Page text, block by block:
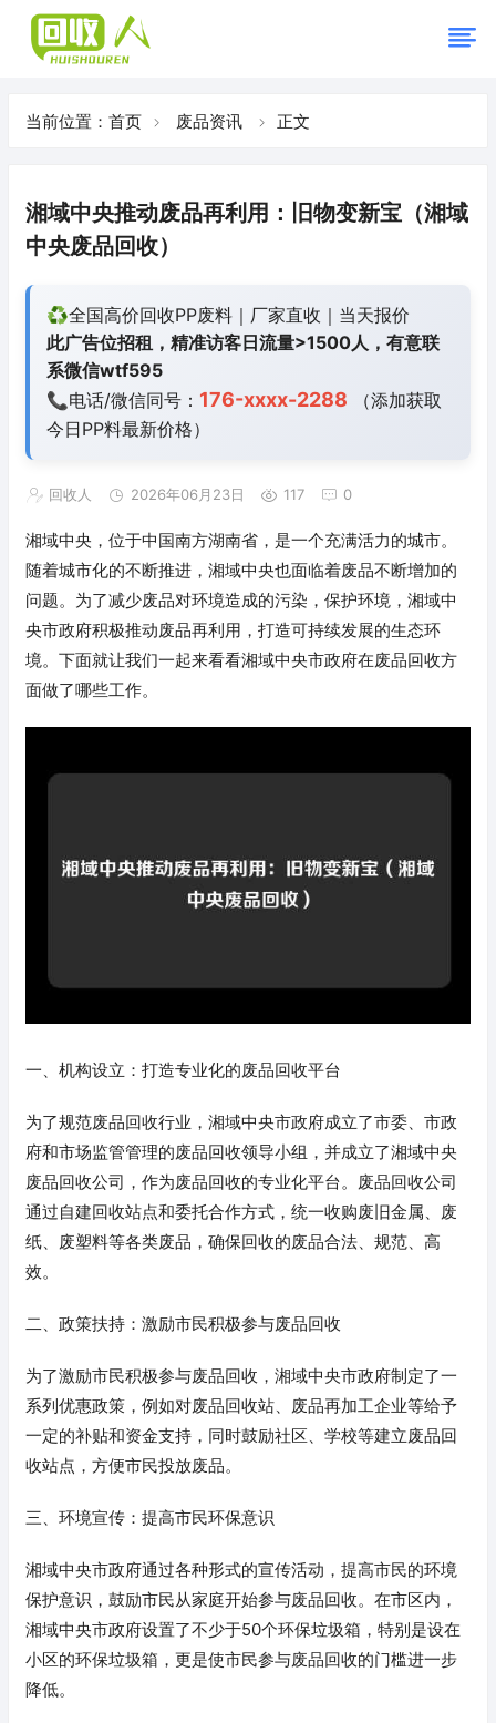
当前位置： 首页 废品资讯 正文
湘域中央推动废品再利用：旧物变新宝（湘域
中央废品回收）
♻️全国高价回收PP废料｜厂家直收｜当天报价
此广告位招租，精准访客日流量>1500人，有意联
系微信wtf595
📞电话/微信同号： 176-xxxx-2288 （添加获取
今日PP料最新价格）
回收人 2026年06月23日 117 0
湘域中央，位于中国南方湖南省，是一个充满活力的城市。
随着城市化的不断推进，湘域中央也面临着废品不断增加的
问题。为了减少废品对环境造成的污染，保护环境，湘域中
央市政府积极推动废品再利用，打造可持续发展的生态环
境。下面就让我们一起来看看湘域中央市政府在废品回收方
面做了哪些工作。
一、机构设立：打造专业化的废品回收平台
为了规范废品回收行业，湘域中央市政府成立了市委、市政
府和市场监管管理的废品回收领导小组，并成立了湘域中央
废品回收公司，作为废品回收的专业化平台。废品回收公司
通过自建回收站点和委托合作方式，统一收购废旧金属、废
纸、废塑料等各类废品，确保回收的废品合法、规范、高
效。
二、政策扶持：激励市民积极参与废品回收
为了激励市民积极参与废品回收，湘域中央市政府制定了一
系列优惠政策，例如对废品回收站、废品再加工企业等给予
一定的补贴和资金支持，同时鼓励社区、学校等建立废品回
收站点，方便市民投放废品。
三、环境宣传：提高市民环保意识
湘域中央市政府通过各种形式的宣传活动，提高市民的环境
保护意识，鼓励市民从家庭开始参与废品回收。在市区内，
湘域中央市政府设置了不少于50个环保垃圾箱，特别是设在
小区的环保垃圾箱，更是使市民参与废品回收的门槛进一步
降低。